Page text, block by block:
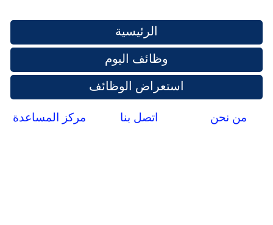
الرئيسية
وظائف اليوم
استعراض الوظائف
من نحن اتصل بنا مركز المساعدة